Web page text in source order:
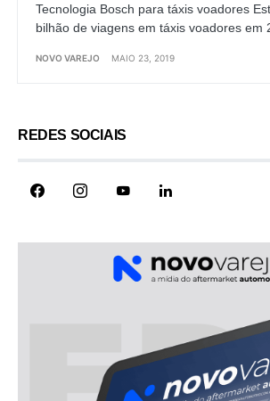
Tecnologia Bosch para táxis voadores
bilhão de viagens em táxis voadores em
NOVO VAREJO MAIO 23, 2019
REDES SOCIAIS